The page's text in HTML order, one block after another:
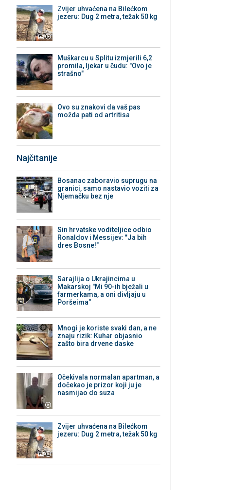
Zvijer uhvaćena na Bilećkom
jezeru: Dug 2 metra, težak 50 kg
Muškarcu u Splitu izmjerili 6,2
promila, ljekar u čudu: "Ovo je
strašno"
Ovo su znakovi da vaš pas
možda pati od artritisa
Najčitanije
Bosanac zaboravio suprugu na
granici, samo nastavio voziti za
Njemačku bez nje
Sin hrvatske voditeljice odbio
Ronaldov i Messijev: "Ja bih
dres Bosne!"
Sarajlija o Ukrajincima u
Makarskoj "Mi 90-ih bježali u
farmerkama, a oni divljaju u
Poršeima"
Mnogi je koriste svaki dan, a ne
znaju rizik: Kuhar objasnio
zašto bira drvene daske
Očekivala normalan apartman, a
dočekao je prizor koji ju je
nasmijao do suza
Zvijer uhvaćena na Bilećkom
jezeru: Dug 2 metra, težak 50 kg